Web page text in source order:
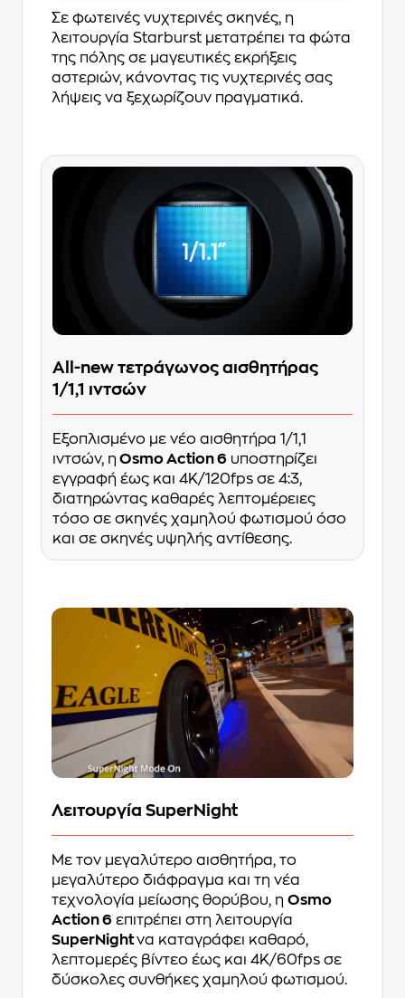
Σε φωτεινές νυχτερινές σκηνές, η
λειτουργία Starburst μετατρέπει τα φώτα
της πόλης σε μαγευτικές εκρήξεις
αστεριών, κάνοντας τις νυχτερινές σας
λήψεις να ξεχωρίζουν πραγματικά.
All-new τετράγωνος αισθητήρας
1/1,1 ιντσών
Εξοπλισμένο με νέο αισθητήρα 1/1,1
ιντσών, η Osmo Action 6 υποστηρίζει
εγγραφή έως και 4K/120fps σε 4:3,
διατηρώντας καθαρές λεπτομέρειες
τόσο σε σκηνές χαμηλού φωτισμού όσο
και σε σκηνές υψηλής αντίθεσης.
Λειτουργία SuperNight
Με τον μεγαλύτερο αισθητήρα, το
μεγαλύτερο διάφραγμα και τη νέα
τεχνολογία μείωσης θορύβου, η Osmo
Action 6 επιτρέπει στη λειτουργία
SuperNightνα καταγράφει καθαρό,
λεπτομερές βίντεο έως και 4K/60fps σε
δύσκολες συνθήκες χαμηλού φωτισμού.